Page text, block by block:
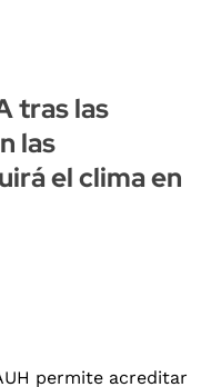
tras las
las
el clima en